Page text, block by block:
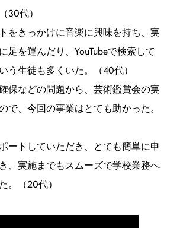
30代）
をきっかけに音楽に興味を持ち、実
足を運んだり、YouTubeで検索して
う生徒も多くいた。（40代）
保などの問題から、芸術鑑賞会の実
で、今回の事業はとても助かった。
ートしていただき、とても簡単に申
、実施までもスムーズで学校業務へ
。（20代）